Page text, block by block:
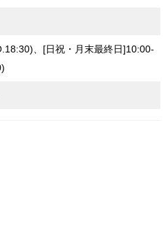
、[日祝・月末最終日]10:00-